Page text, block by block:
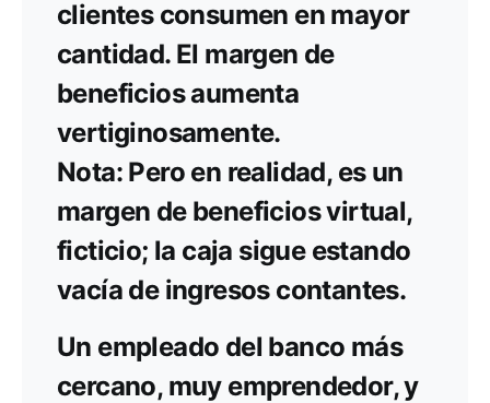
clientes consumen en mayor
cantidad. El margen de
beneficios aumenta
vertiginosamente.
Nota: Pero en realidad, es un
margen de beneficios virtual,
ficticio; la caja sigue estando
vacía de ingresos contantes.
Un empleado del banco más
cercano, muy emprendedor, y